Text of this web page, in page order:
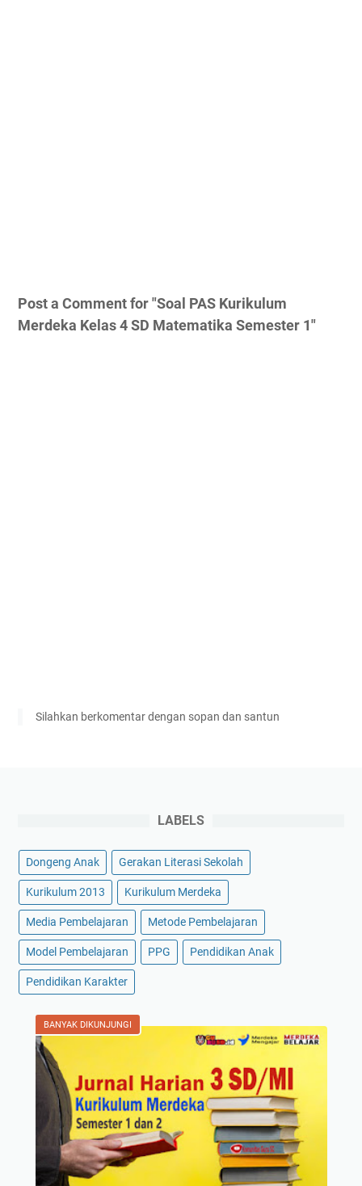
Post a Comment for "Soal PAS Kurikulum
Merdeka Kelas 4 SD Matematika Semester 1"
Silahkan berkomentar dengan sopan dan santun
LABELS
Dongeng Anak Gerakan Literasi Sekolah
Kurikulum 2013 Kurikulum Merdeka
Media Pembelajaran Metode Pembelajaran
Model Pembelajaran PPG Pendidikan Anak
Pendidikan Karakter
BANYAK DIKUNJUNGI